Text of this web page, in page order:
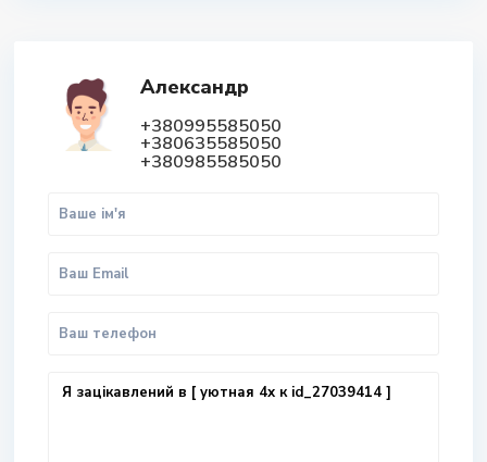
Александр
+380995585050
+380635585050
+380985585050